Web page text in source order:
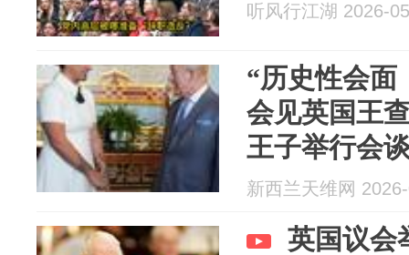
听风行江湖 2026-
“历史性会面
会见英国王
王子举行会
新西兰天维网
英国议会